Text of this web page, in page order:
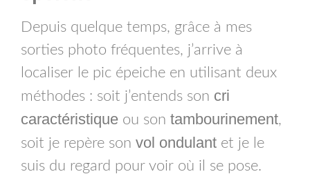
Depuis quelque temps, grâce à mes
sorties photo fréquentes, j’arrive à
localiser le pic épeiche en utilisant deux
méthodes : soit j’entends son cri
caractéristique ou son tambourinement,
soit je repère son vol ondulant et je le
suis du regard pour voir où il se pose.